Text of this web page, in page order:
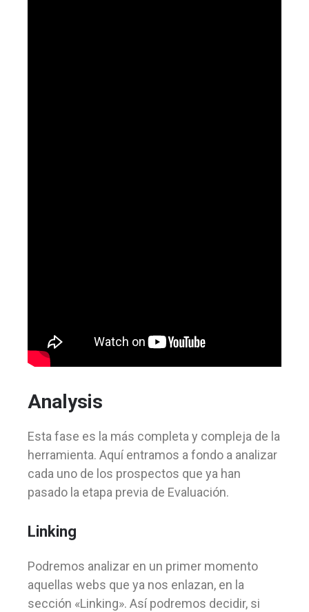
Analysis
Esta fase es la más completa y compleja de la
herramienta. Aquí entramos a fondo a analizar
cada uno de los prospectos que ya han
pasado la etapa previa de Evaluación.
Linking
Podremos analizar en un primer momento
aquellas webs que ya nos enlazan, en la
sección «Linking». Así podremos decidir, si